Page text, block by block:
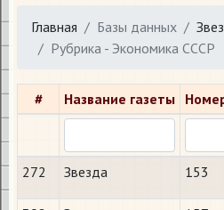
Главная Базы данных
Рубрика - Экономика СССР
# Название газеты
272 Звезда 153